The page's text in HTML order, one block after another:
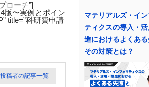
ローチ”]
版〜実例とポイン
title=”科研費申請
投稿者の記事一覧
マテリアルズ・イ
ティクスの導入・
進におけるよくあ
その対策とは？